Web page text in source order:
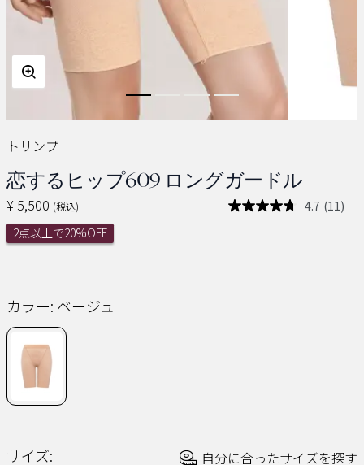
トリンプ
恋するヒップ609 ロングガードル
¥ 5,500 (税込) 4.7 レ
(11)
2点以上で20%OFF
カラー: ベージュ
サイズ: 自分に合ったサイズを探す